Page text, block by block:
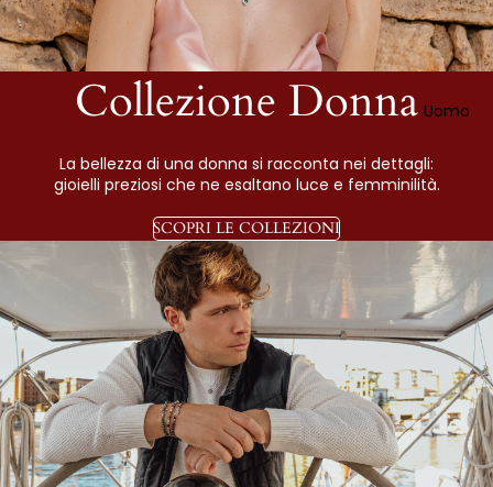
Uomo
Collezione Donna
La bellezza di una donna si racconta nei dettagli:
gioielli preziosi che ne esaltano luce e femminilità.
SCOPRI LE COLLEZIONI